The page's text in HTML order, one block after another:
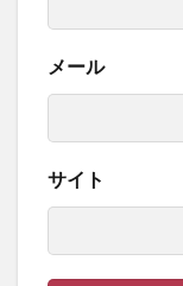
メール
サイト